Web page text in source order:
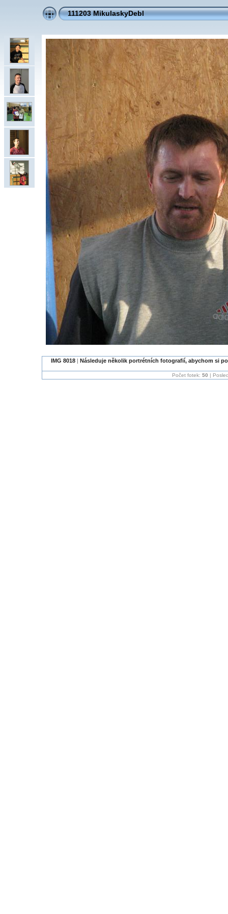
111203 MikulaskyDebl
IMG 8018 | Následuje několik portrétních fotografií, abychom si po
Počet fotek: 50 |